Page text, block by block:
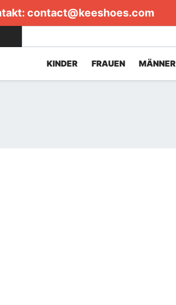
contact@keeshoes.com
KINDER FRAUEN MÄNNER